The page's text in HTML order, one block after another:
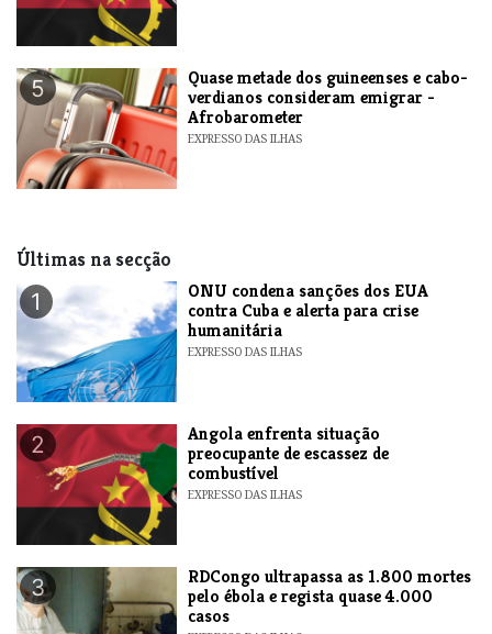
5
Quase metade dos guineenses e cabo-
verdianos consideram emigrar -
Afrobarometer
EXPRESSO DAS ILHAS
Últimas na secção
1
ONU condena sanções dos EUA
contra Cuba e alerta para crise
humanitária
EXPRESSO DAS ILHAS
2
Angola enfrenta situação
preocupante de escassez de
combustível
EXPRESSO DAS ILHAS
3
RDCongo ultrapassa as 1.800 mortes
pelo ébola e regista quase 4.000
casos